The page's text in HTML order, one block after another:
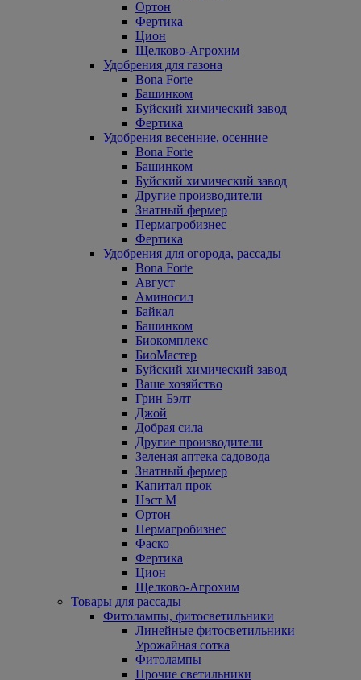
Ортон
Фертика
Цион
Щелково-Агрохим
Удобрения для газона
Bona Forte
Башинком
Буйский химический завод
Фертика
Удобрения весенние, осенние
Bona Forte
Башинком
Буйский химический завод
Другие производители
Знатный фермер
Пермагробизнес
Фертика
Удобрения для огорода, рассады
Bona Forte
Август
Аминосил
Байкал
Башинком
Биокомплекс
БиоМастер
Буйский химический завод
Ваше хозяйство
Грин Бэлт
Джой
Добрая сила
Другие производители
Зеленая аптека садовода
Знатный фермер
Капитал прок
Нэст М
Ортон
Пермагробизнес
Фаско
Фертика
Цион
Щелково-Агрохим
Товары для рассады
Фитолампы, фитосветильники
Линейные фитосветильники
Урожайная сотка
Фитолампы
Прочие светильники